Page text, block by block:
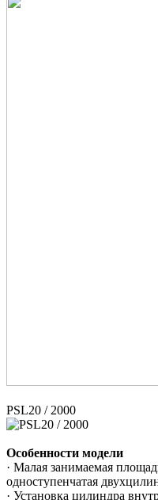
PSL20 / 2000
Особенности модели
· Малая занимаемая
одноступенчатая
· Установка цилиндра